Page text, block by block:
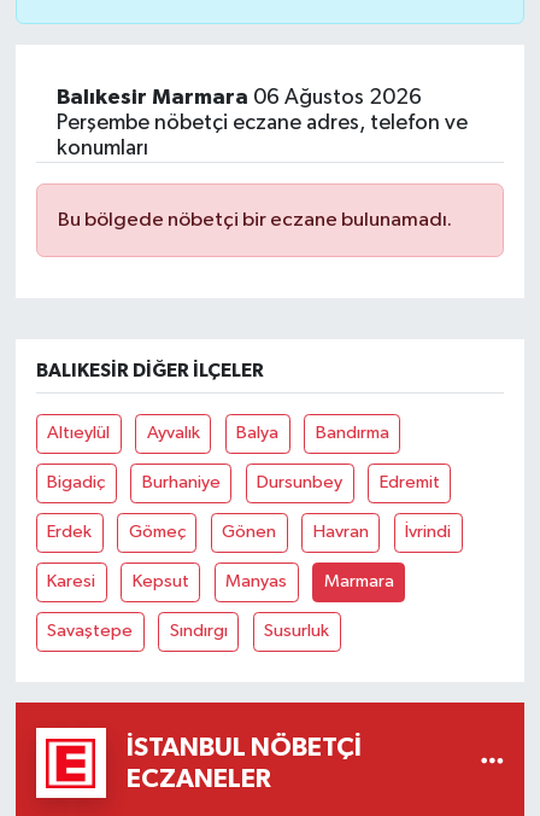
Balıkesir Marmara 06 Ağustos 2026
Perşembe nöbetçi eczane adres, telefon ve
konumları
Bu bölgede nöbetçi bir eczane bulunamadı.
BALIKESIR DIĞER İLÇELER
Altıeylül Ayvalık Balya Bandırma
Bigadiç Burhaniye Dursunbey Edremit
Erdek Gömeç Gönen Havran İvrindi
Karesi Kepsut Manyas Marmara
Savaştepe Sındırgı Susurluk
İSTANBUL NÖBETÇI
ECZANELER